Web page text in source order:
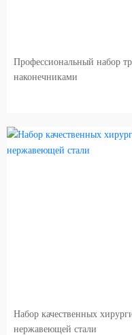
Профессиональный набор
наконечниками
Набор качественных
нержавеющей стали